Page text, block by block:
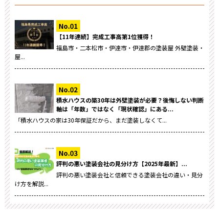
【11年連続】完成工事高第1位獲得！
福島市・二本松市・伊達市・伊達郡の塗装屋 外壁塗装・
屋...
積水ハウスの築30年は外壁塗装が必要？後悔しない判断
軸は「年数」ではなく「現状確認」にある...
「積水ハウスの家は30年保証だから、まだ塗装しなくて...
評判の悪い塗装会社の見分け方【2025年最新】...
評判の悪い塗装会社と信頼できる塗装会社の違い・見分
け方を解説...